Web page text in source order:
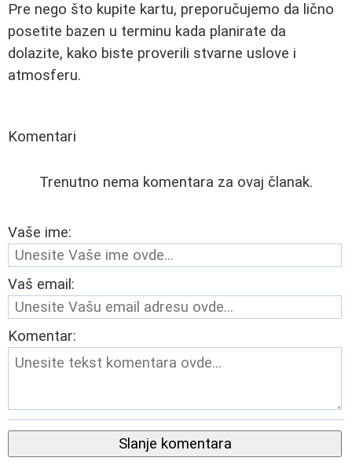
Pre nego što kupite kartu, preporučujemo da lično
posetite bazen u terminu kada planirate da
dolazite, kako biste proverili stvarne uslove i
atmosferu.
Komentari
Trenutno nema komentara za ovaj članak.
Vaše ime:
Vaš email:
Komentar:
Slanje komentara